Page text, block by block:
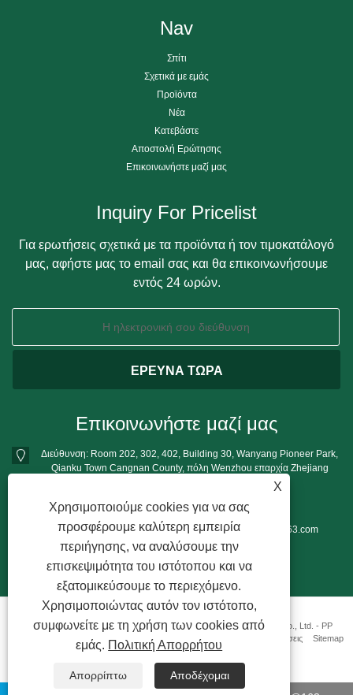
Nav
Σπίτι
Σχετικά με εμάς
Προϊόντα
Νέα
Κατεβάστε
Αποστολή Ερώτησης
Επικοινωνήστε μαζί μας
Inquiry For Pricelist
Για ερωτήσεις σχετικά με τα προϊόντα ή τον τιμοκατάλογό
μας, αφήστε μας το email σας και θα επικοινωνήσουμε
εντός 24 ωρών.
Επικοινωνήστε μαζί μας
Διεύθυνση: Room 202, 302, 402, Building 30, Wanyang Pioneer Park,
Qianku Town Cangnan County, πόλη Wenzhou επαρχία Zhejiang
Τηλέφωνο:+86-13396777698
ΗΛΕΚΤΡΟΝΙΚΗ ΔΙΕΥΘΥΝΣΗ:
mushroomgrowbag@163.com
Πνευματικά δικαιώματα © 2022 Wenzhou Shangjun Plastic Products Co., Ltd. - PP
Mushroom Grow Bags - Με την επιφύλαξη παντός δικαιώματος.
Συνδέσεις
Sitemap
RSS
XML
X
Χρησιμοποιούμε cookies για να σας
προσφέρουμε καλύτερη εμπειρία
περιήγησης, να αναλύσουμε την
επισκεψιμότητα του ιστότοπου και να
εξατομικεύσουμε το περιεχόμενο.
Χρησιμοποιώντας αυτόν τον ιστότοπο,
συμφωνείτε με τη χρήση των cookies από
εμάς. Πολιτική Απορρήτου
Απορρίπτω
Αποδέχομαι